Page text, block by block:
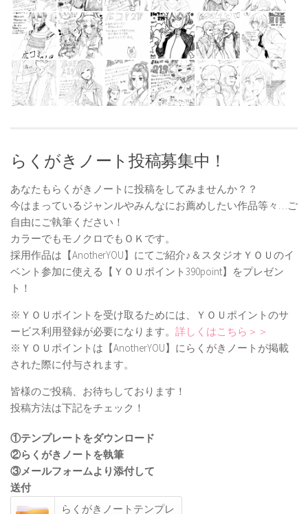
らくがきノート投稿募集中！
あなたもらくがきノートに投稿をしてみませんか？？
今はまっているジャンルやみんなにお薦めしたい作品等々…ご
自由にご執筆ください！
カラーでもモノクロでもＯＫです。
採用作品は【AnotherYOU】にてご紹介♪＆スタジオＹＯＵのイ
ベント参加に使える【ＹＯＵポイント390point】をプレゼン
ト！
※ＹＯＵポイントを受け取るためには、ＹＯＵポイントのサ
ービス利用登録が必要になります。 詳しくはこちら＞＞
※ＹＯＵポイントは【AnotherYOU】にらくがきノートが掲載
された際に付与されます。
皆様のご投稿、お待ちしております！
投稿方法は下記をチェック！
①テンプレートをダウンロード
②らくがきノートを執筆
③メールフォームより添付して
送付
らくがきノートテンプレ